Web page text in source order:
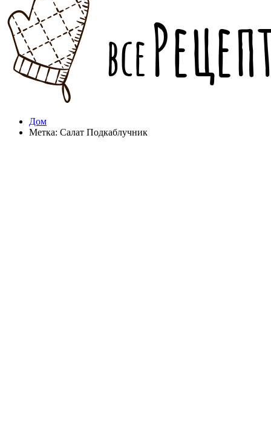
Дом
Метка: Салат Подкаблучник